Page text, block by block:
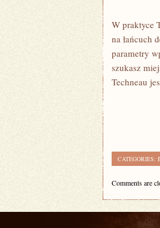
W praktyce
na łańcuch
parametry
szukasz
Techneau
CATEGORIES:
Comments are